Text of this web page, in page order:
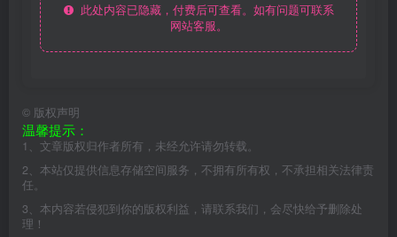
此处内容已隐藏，付费后可查看。如有问题可联系
网站客服。
© 版权声明
温馨提示：
1、文章版权归作者所有，未经允许请勿转载。
2、本站仅提供信息存储空间服务，不拥有所有权，不承担相关法律责
任。
3、本内容若侵犯到你的版权利益，请联系我们，会尽快给予删除处
理！